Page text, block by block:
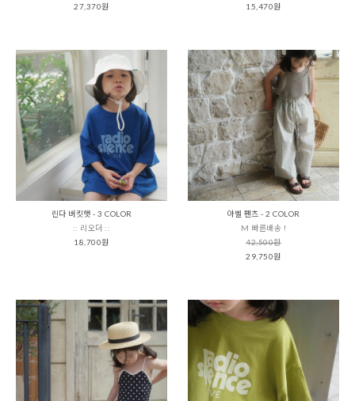
27,370원
15,470원
린다 버킷햇 - 3 COLOR
:: 리오더 ::
18,700원
아벨 팬츠 - 2 COLOR
M 빠른배송 !
42,500원
29,750원